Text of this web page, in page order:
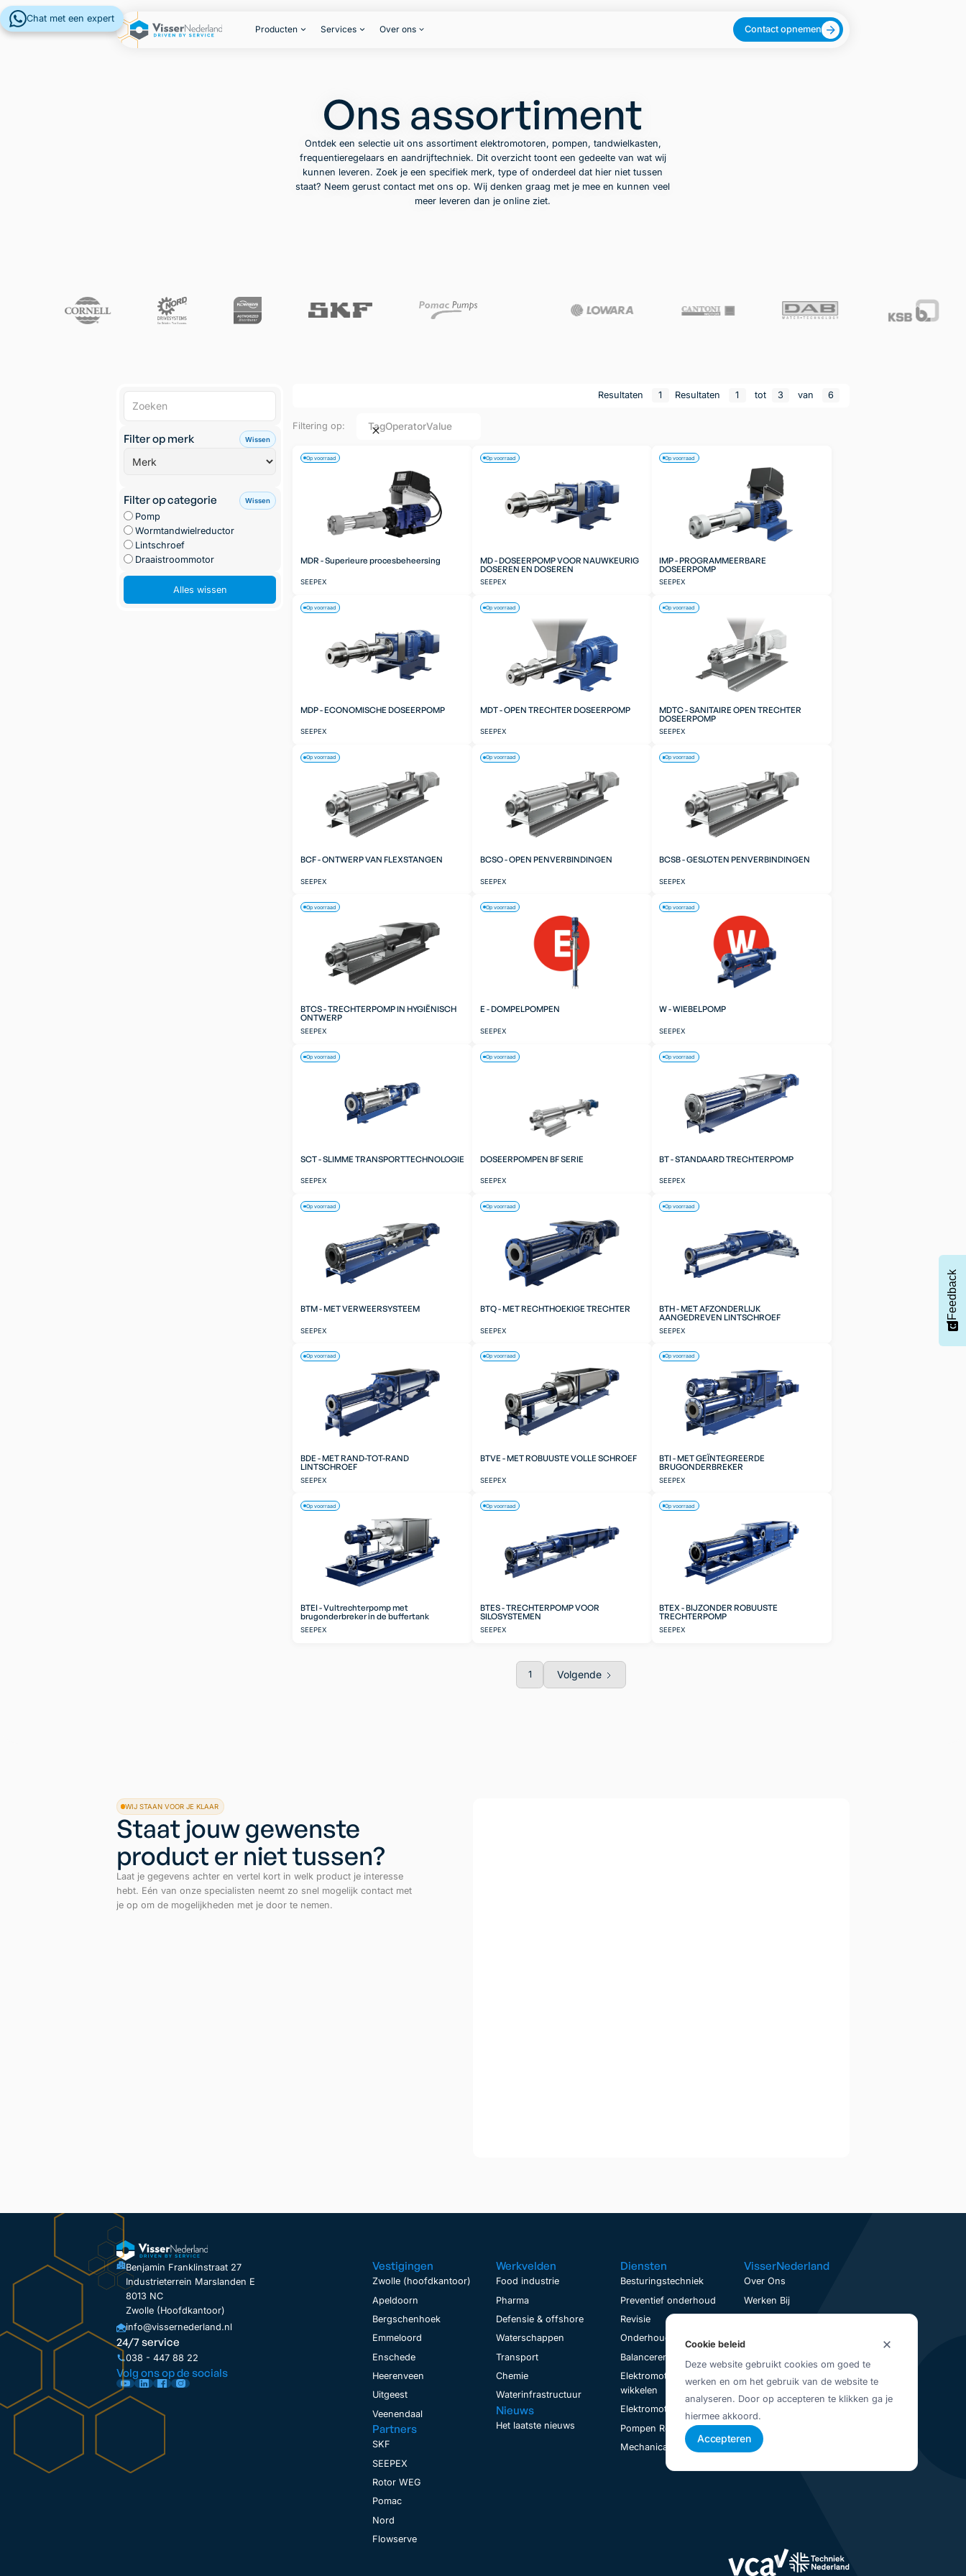
Producten Services Over ons Contact opnemen
Cookie beleid
Deze website gebruikt cookies om goed te
werken en om het gebruik van de website te
analyseren. Door op accepteren te klikken ga je
hiermee akkoord.
Accepteren
Ons assortiment
Ontdek een selectie uit ons assortiment elektromotoren, pompen, tandwielkasten,
frequentieregelaars en aandrijftechniek. Dit overzicht toont een gedeelte van wat wij
kunnen leveren. Zoek je een specifiek merk, type of onderdeel dat hier niet tussen
staat? Neem gerust contact met ons op. Wij denken graag met je mee en kunnen veel
meer leveren dan je online ziet.
Filter op merk Wissen
Filter op categorie Wissen
Pomp
Wormtandwielreductor
Lintschroef
Draaistroommotor
Alles wissen
Resultaten 1 Resultaten 1 tot 3 van 6
Filtering op: TagOperatorValue
MDR - Superieure procesbeheersing
SEEPEX
Op voorraad
MD - DOSEERPOMP VOOR NAUWKEURIG
DOSEREN EN DOSEREN
SEEPEX
Op voorraad
IMP - PROGRAMMEERBARE
DOSEERPOMP
SEEPEX
Op voorraad
MDP - ECONOMISCHE DOSEERPOMP
SEEPEX
Op voorraad
MDT - OPEN TRECHTER DOSEERPOMP
SEEPEX
Op voorraad
MDTC - SANITAIRE OPEN TRECHTER
DOSEERPOMP
SEEPEX
Op voorraad
BCF - ONTWERP VAN FLEXSTANGEN
SEEPEX
Op voorraad
BCSO - OPEN PENVERBINDINGEN
SEEPEX
Op voorraad
BCSB - GESLOTEN PENVERBINDINGEN
SEEPEX
Op voorraad
BTCS - TRECHTERPOMP IN HYGIËNISCH
ONTWERP
SEEPEX
Op voorraad
E - DOMPELPOMPEN
SEEPEX
Op voorraad
W - WIEBELPOMP
SEEPEX
Op voorraad
SCT - SLIMME TRANSPORTTECHNOLOGIE
SEEPEX
Op voorraad
DOSEERPOMPEN BF SERIE
SEEPEX
Op voorraad
BT - STANDAARD TRECHTERPOMP
SEEPEX
Op voorraad
BTM - MET VERWEERSYSTEEM
SEEPEX
Op voorraad
BTQ - MET RECHTHOEKIGE TRECHTER
SEEPEX
Op voorraad
BTH - MET AFZONDERLIJK
AANGEDREVEN LINTSCHROEF
SEEPEX
Op voorraad
BDE - MET RAND-TOT-RAND
LINTSCHROEF
SEEPEX
Op voorraad
BTVE - MET ROBUUSTE VOLLE SCHROEF
SEEPEX
Op voorraad
BTI - MET GEÏNTEGREERDE
BRUGONDERBREKER
SEEPEX
Op voorraad
BTEI - Vultrechterpomp met
brugonderbreker in de buffertank
SEEPEX
Op voorraad
BTES - TRECHTERPOMP VOOR
SILOSYSTEMEN
SEEPEX
Op voorraad
BTEX - BIJZONDER ROBUUSTE
TRECHTERPOMP
SEEPEX
Op voorraad
1 Volgende
WIJ STAAN VOOR JE KLAAR
Staat jouw gewenste
product er niet tussen?
Laat je gegevens achter en vertel kort in welk product je interesse
hebt. Eén van onze specialisten neemt zo snel mogelijk contact met
je op om de mogelijkheden met je door te nemen.
Benjamin Franklinstraat 27
Industrieterrein Marslanden E
8013 NC
Zwolle (Hoofdkantoor)
info@vissernederland.nl
24/7 service
038 - 447 88 22
Volg ons op de socials
Vestigingen
Zwolle (hoofdkantoor)
Apeldoorn
Bergschenhoek
Emmeloord
Enschede
Heerenveen
Uitgeest
Veenendaal
Partners
SKF
SEEPEX
Rotor WEG
Pomac
Nord
Flowserve
Werkvelden
Food industrie
Pharma
Defensie & offshore
Waterschappen
Transport
Chemie
Waterinfrastructuur
Nieuws
Het laatste nieuws
Diensten
Besturingstechniek
Preventief onderhoud
Revisie
Onderhoud op locatie
Balanceren
Elektromotoren
wikkelen
Elektromotoren Revisie
Pompen Revisie
Mechanical Seal Revisie
VisserNederland
Over Ons
Werken Bij
Service aanvraag
Vestigingen
Juridisch
Privacybeleid
Algemene Voorwaarden
Chat met een expert
Feedback